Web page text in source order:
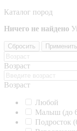
Каталог пород
Ничего не найдено
Сбросить Применить
Возраст
Возраст
Любой
Малыш (до
Подросток